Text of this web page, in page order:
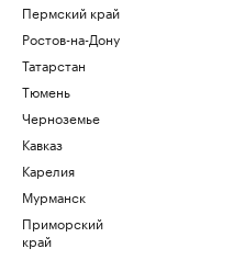
Пермский край
Ростов-на-Дону
Татарстан
Тюмень
Черноземье
Кавказ
Карелия
Мурманск
Приморский
край